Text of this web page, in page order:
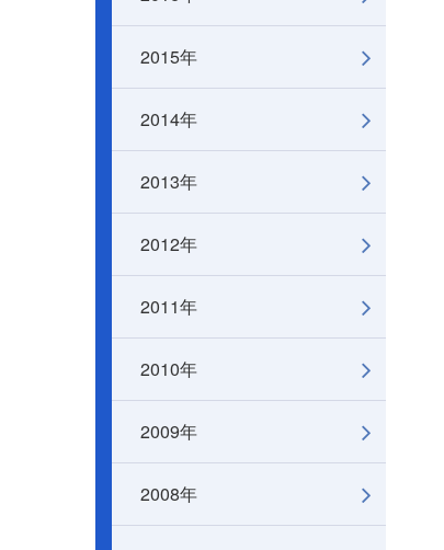
2015年
2014年
2013年
2012年
2011年
2010年
2009年
2008年